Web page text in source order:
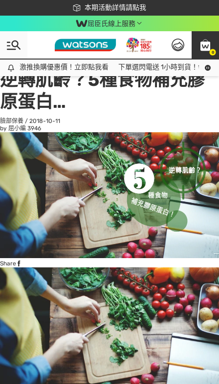
本期活動詳情請點我
下載app最高回饋$350
屈臣氏線上服務
0
激推換購優惠價！立即點我看
激推換購優惠價！立即點我看 下單選閃電送 1小時到貨！領神
All
話題趨勢
逆轉肌齡？5種食物補充膠
原蛋白…
臉部保養 / 2018-10-11
by 屈小編 3946
Share